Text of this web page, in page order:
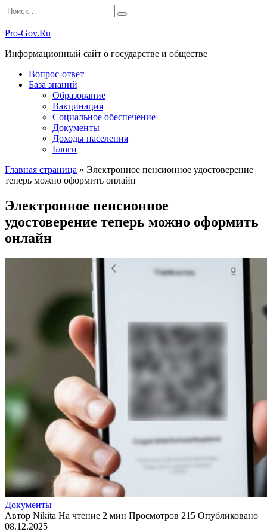
Перейти
к
содержанию
Search
for:
Pro-Gov.Ru
Информационный сайт о государстве и обществе
Вопрос-ответ
База знаний
Образование
Вакцинация
Социальное обеспечение
Документы
Доходы населения
Блоги
Главная страница » Электронное пенсионное удостоверение
теперь можно оформить онлайн
Электронное пенсионное
удостоверение теперь можно оформить
онлайн
Документы
Автор Nikita На чтение 2 мин Просмотров 215 Опубликовано
08.12.2025